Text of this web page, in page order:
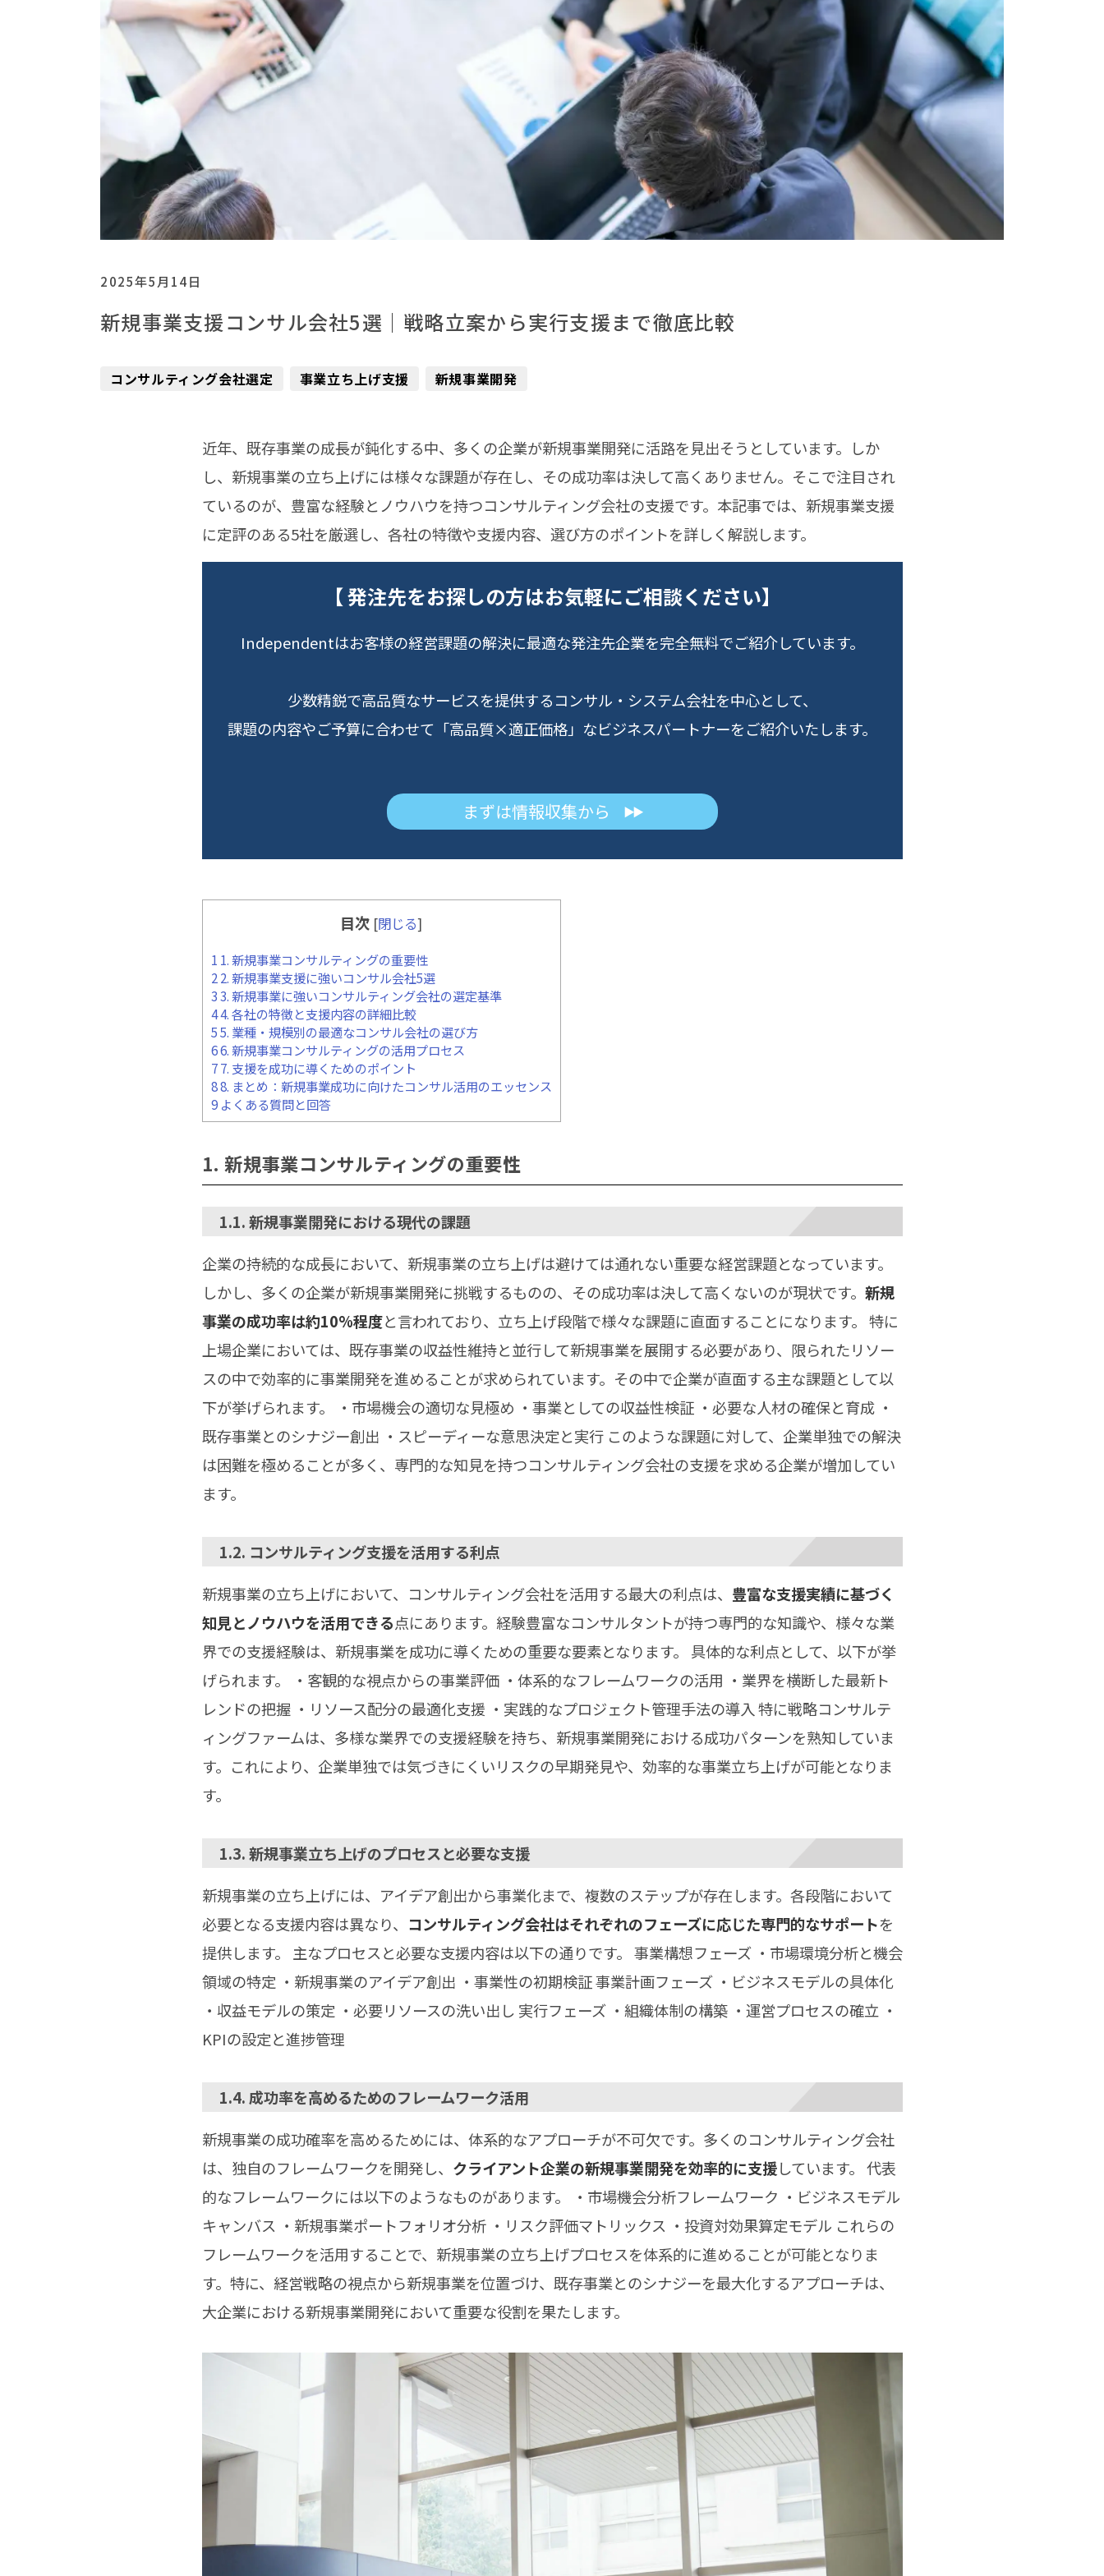
2025年5月14日
新規事業支援コンサル会社5選｜戦略立案から実行支援まで徹底比較
コンサルティング会社選定 事業立ち上げ支援 新規事業開発
近年、既存事業の成長が鈍化する中、多くの企業が新規事業開発に活路を見出そうとしています。しか
し、新規事業の立ち上げには様々な課題が存在し、その成功率は決して高くありません。そこで注目され
ているのが、豊富な経験とノウハウを持つコンサルティング会社の支援です。本記事では、新規事業支援
に定評のある5社を厳選し、各社の特徴や支援内容、選び方のポイントを詳しく解説します。
【 発注先をお探しの方はお気軽にご相談ください】
Independentはお客様の経営課題の解決に最適な発注先企業を完全無料でご紹介しています。
少数精鋭で高品質なサービスを提供するコンサル・システム会社を中心として、
課題の内容やご予算に合わせて「高品質×適正価格」なビジネスパートナーをご紹介いたします。
まずは情報収集から ▶▶
目次 [閉じる]
1 1. 新規事業コンサルティングの重要性
22. 新規事業支援に強いコンサル会社5選
33. 新規事業に強いコンサルティング会社の選定基準
44. 各社の特徴と支援内容の詳細比較
55. 業種・規模別の最適なコンサル会社の選び方
66. 新規事業コンサルティングの活用プロセス
77. 支援を成功に導くためのポイント
88. まとめ：新規事業成功に向けたコンサル活用のエッセンス
9よくある質問と回答
1. 新規事業コンサルティングの重要性
1.1. 新規事業開発における現代の課題
企業の持続的な成長において、新規事業の立ち上げは避けては通れない重要な経営課題となっています。
しかし、多くの企業が新規事業開発に挑戦するものの、その成功率は決して高くないのが現状です。 新規
事業の成功率は約10%程度と言われており、立ち上げ段階で様々な課題に直面することになります。 特に
上場企業においては、既存事業の収益性維持と並行して新規事業を展開する必要があり、限られたリソー
スの中で効率的に事業開発を進めることが求められています。その中で企業が直面する主な課題として以
下が挙げられます。 ・市場機会の適切な見極め ・事業としての収益性検証 ・必要な人材の確保と育成 ・
既存事業とのシナジー創出 ・スピーディーな意思決定と実行 このような課題に対して、企業単独での解決
は困難を極めることが多く、専門的な知見を持つコンサルティング会社の支援を求める企業が増加してい
ます。
1.2. コンサルティング支援を活用する利点
新規事業の立ち上げにおいて、コンサルティング会社を活用する最大の利点は、 豊富な支援実績に基づく
知見とノウハウを活用できる点にあります。経験豊富なコンサルタントが持つ専門的な知識や、様々な業
界での支援経験は、新規事業を成功に導くための重要な要素となります。 具体的な利点として、以下が挙
げられます。 ・客観的な視点からの事業評価 ・体系的なフレームワークの活用 ・業界を横断した最新ト
レンドの把握 ・リソース配分の最適化支援 ・実践的なプロジェクト管理手法の導入 特に戦略コンサルテ
ィングファームは、多様な業界での支援経験を持ち、新規事業開発における成功パターンを熟知していま
す。これにより、企業単独では気づきにくいリスクの早期発見や、効率的な事業立ち上げが可能となりま
す。
1.3. 新規事業立ち上げのプロセスと必要な支援
新規事業の立ち上げには、アイデア創出から事業化まで、複数のステップが存在します。各段階において
必要となる支援内容は異なり、 コンサルティング会社はそれぞれのフェーズに応じた専門的なサポートを
提供します。 主なプロセスと必要な支援内容は以下の通りです。 事業構想フェーズ ・市場環境分析と機会
領域の特定 ・新規事業のアイデア創出 ・事業性の初期検証 事業計画フェーズ ・ビジネスモデルの具体化
・収益モデルの策定 ・必要リソースの洗い出し 実行フェーズ ・組織体制の構築 ・運営プロセスの確立 ・
KPIの設定と進捗管理
1.4. 成功率を高めるためのフレームワーク活用
新規事業の成功確率を高めるためには、体系的なアプローチが不可欠です。多くのコンサルティング会社
は、独自のフレームワークを開発し、 クライアント企業の新規事業開発を効率的に支援しています。 代表
的なフレームワークには以下のようなものがあります。 ・市場機会分析フレームワーク ・ビジネスモデル
キャンバス ・新規事業ポートフォリオ分析 ・リスク評価マトリックス ・投資対効果算定モデル これらの
フレームワークを活用することで、新規事業の立ち上げプロセスを体系的に進めることが可能となりま
す。特に、経営戦略の視点から新規事業を位置づけ、既存事業とのシナジーを最大化するアプローチは、
大企業における新規事業開発において重要な役割を果たします。